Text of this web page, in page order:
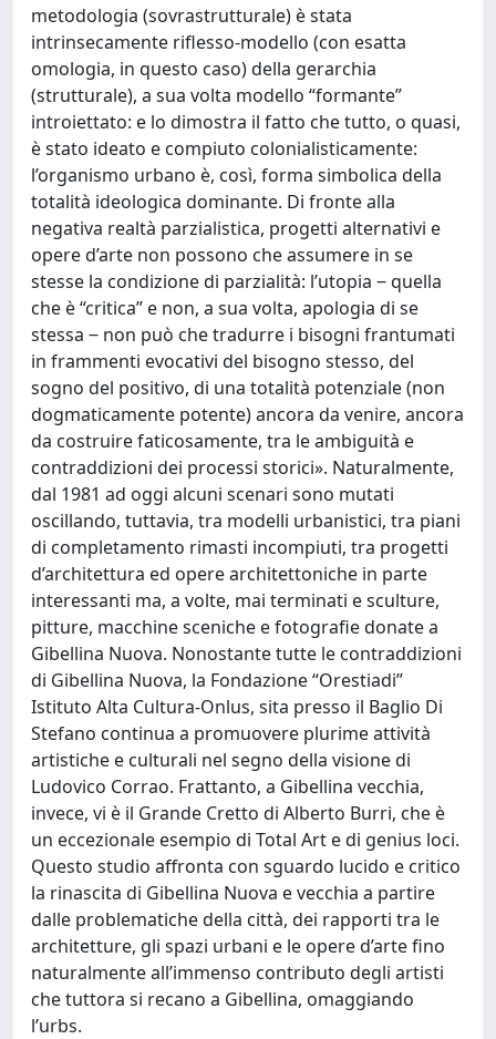
metodologia (sovrastrutturale) è stata
intrinsecamente riflesso-modello (con esatta
omologia, in questo caso) della gerarchia
(strutturale), a sua volta modello “formante”
introiettato: e lo dimostra il fatto che tutto, o quasi,
è stato ideato e compiuto colonialisticamente:
l’organismo urbano è, così, forma simbolica della
totalità ideologica dominante. Di fronte alla
negativa realtà parzialistica, progetti alternativi e
opere d’arte non possono che assumere in se
stesse la condizione di parzialità: l’utopia ‒ quella
che è “critica” e non, a sua volta, apologia di se
stessa ‒ non può che tradurre i bisogni frantumati
in frammenti evocativi del bisogno stesso, del
sogno del positivo, di una totalità potenziale (non
dogmaticamente potente) ancora da venire, ancora
da costruire faticosamente, tra le ambiguità e
contraddizioni dei processi storici». Naturalmente,
dal 1981 ad oggi alcuni scenari sono mutati
oscillando, tuttavia, tra modelli urbanistici, tra piani
di completamento rimasti incompiuti, tra progetti
d’architettura ed opere architettoniche in parte
interessanti ma, a volte, mai terminati e sculture,
pitture, macchine sceniche e fotografie donate a
Gibellina Nuova. Nonostante tutte le contraddizioni
di Gibellina Nuova, la Fondazione “Orestiadi”
Istituto Alta Cultura-Onlus, sita presso il Baglio Di
Stefano continua a promuovere plurime attività
artistiche e culturali nel segno della visione di
Ludovico Corrao. Frattanto, a Gibellina vecchia,
invece, vi è il Grande Cretto di Alberto Burri, che è
un eccezionale esempio di Total Art e di genius loci.
Questo studio affronta con sguardo lucido e critico
la rinascita di Gibellina Nuova e vecchia a partire
dalle problematiche della città, dei rapporti tra le
architetture, gli spazi urbani e le opere d’arte fino
naturalmente all’immenso contributo degli artisti
che tuttora si recano a Gibellina, omaggiando
l’urbs.